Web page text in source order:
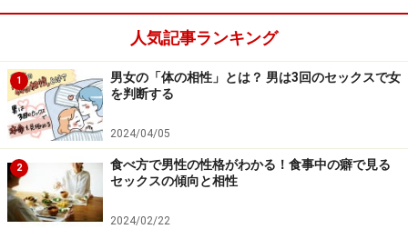
人気記事ランキング
1
男女の「体の相性」とは？ 男は3回のセックスで女
を判断する
2024/04/05
2
食べ方で男性の性格がわかる！食事中の癖で見る
セックスの傾向と相性
2024/02/22